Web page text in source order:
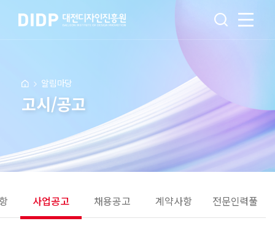
알림마당
고시/공고
사업공고 채용공고 계약사항 전문인력풀